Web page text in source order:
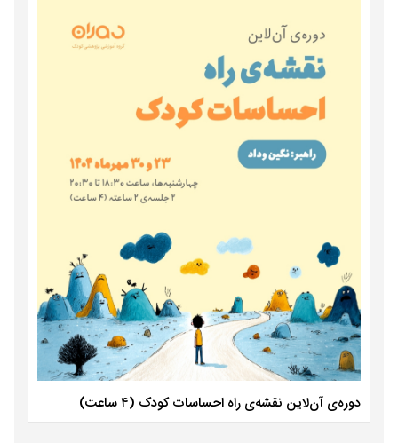
دوره‌ی آن‌لاین نقشه‌ی راه احساسات کودک (۴ ساعت)